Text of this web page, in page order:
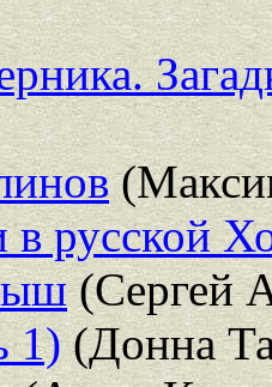
русской
(Сергей
1)(Донна